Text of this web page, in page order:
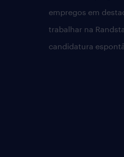
empregos em
trabalhar na
candidatura